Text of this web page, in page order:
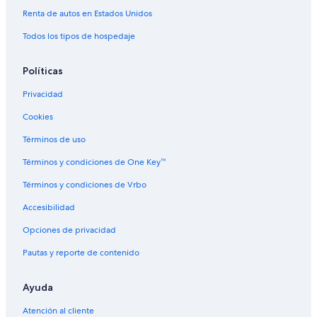
s
o
e
l
n
C
o
n
e
e
c
e
C
e
t
r
ls
-
o
t
l
u
s
u
i
u
e
H
t
l
m
l
a
Renta de autos en Estados Unidos
Todos los tipos de hospedaje
Políticas
Privacidad
Cookies
Términos de uso
Términos y condiciones de One Key™
Términos y condiciones de Vrbo
Accesibilidad
Opciones de privacidad
Pautas y reporte de contenido
Ayuda
Atención al cliente